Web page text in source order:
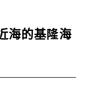
海的基隆海